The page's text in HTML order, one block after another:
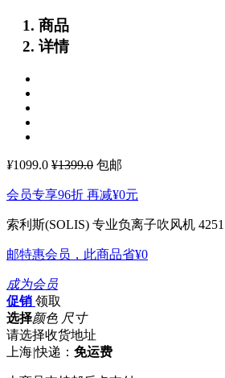
商品
详情
¥1099.0 ¥1399.0 包邮
会员专享96折 再减¥0元
索利斯(SOLIS) 专业负离子吹风机 4251
邮特惠会员，此商品省¥0
成为会员
促销 领取
选择颜色 尺寸
请选择收货地址
上海|快递： 免运费